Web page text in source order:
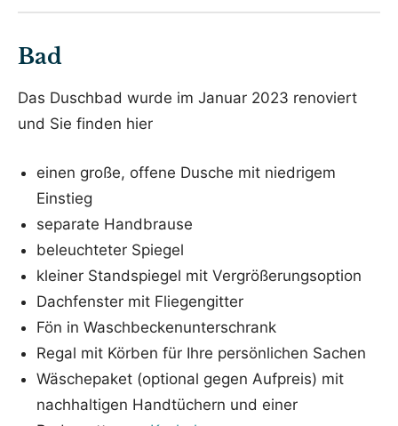
Bad
am
28.
2023
admin
Räumlichkeiten
Das Duschbad wurde im Januar 2023 renoviert
und Sie finden hier
einen große, offene Dusche mit niedrigem
Einstieg
separate Handbrause
beleuchteter Spiegel
kleiner Standspiegel mit Vergrößerungsoption
Dachfenster mit Fliegengitter
Fön in Waschbeckenunterschrank
Regal mit Körben für Ihre persönlichen Sachen
Wäschepaket (optional gegen Aufpreis) mit
nachhaltigen Handtüchern und einer